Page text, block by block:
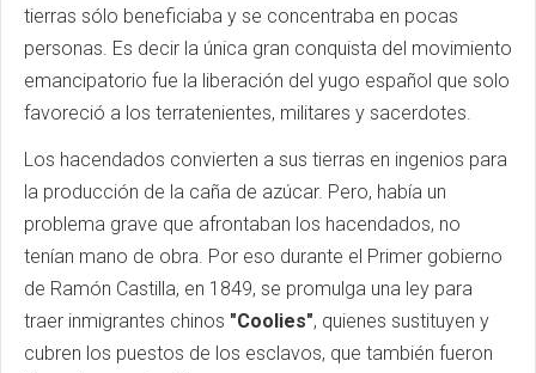
tierras sólo beneficiaba y se concentraba en pocas
personas. Es decir la única gran conquista del movimiento
emancipatorio fue la liberación del yugo español que solo
favoreció a los terratenientes, militares y sacerdotes.
Los hacendados convierten a sus tierras en ingenios para
la producción de la caña de azúcar. Pero, había un
problema grave que afrontaban los hacendados, no
tenían mano de obra. Por eso durante el Primer gobierno
de Ramón Castilla, en 1849, se promulga una ley para
traer inmigrantes chinos "Coolies", quienes sustituyen y
cubren los puestos de los esclavos, que también fueron